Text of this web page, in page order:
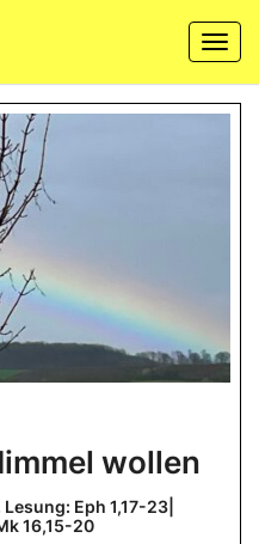
wollen
Eph 1,17-23|
16,15-20